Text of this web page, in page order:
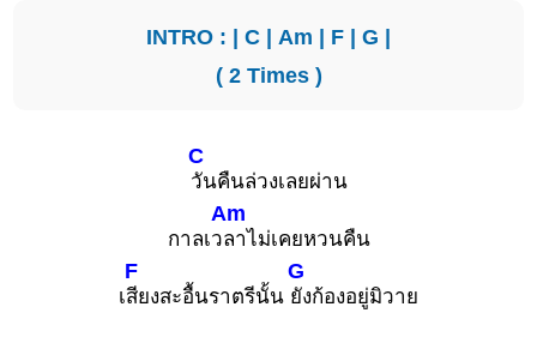
INTRO : | C | Am | F | G |
( 2 Times )
C
วันคืนล่วงเลยผ่าน
กาลเว
Am
ลาไม่เคยหวนคืน
เ
F
สียงสะอื้นราตรีนั้น
G
ยังก้องอยู่มิวาย